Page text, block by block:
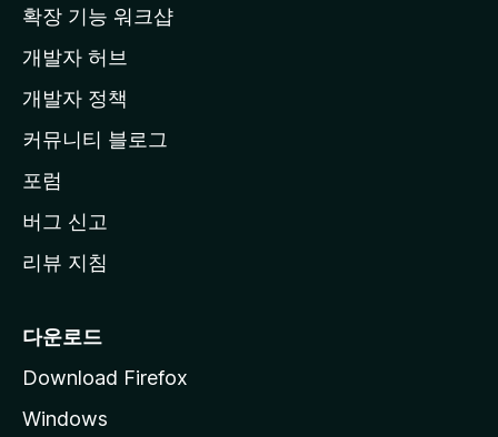
페
이
지
이
동
확장 기능 워크샵
개발자 허브
개발자 정책
커뮤니티 블로그
포럼
버그 신고
리뷰 지침
다운로드
Download Firefox
Windows